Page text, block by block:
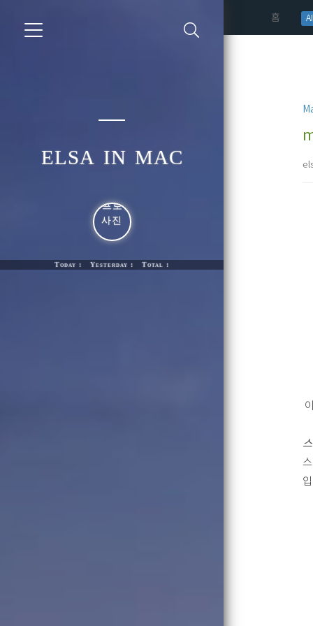
홈 AI
elsa in mac
Today : Yesterday : Total :